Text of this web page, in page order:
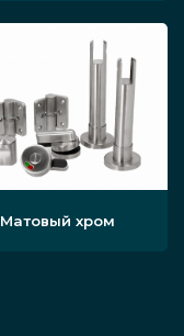
Матовый хром